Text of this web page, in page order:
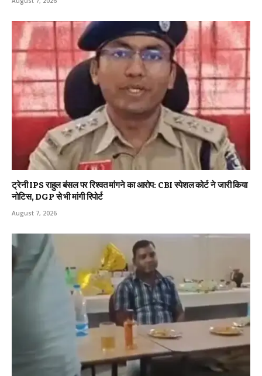
ट्रेनी IPS राहुल बंसल पर रिश्वत मांगने का आरोप: CBI स्पेशल कोर्ट ने जारी किया
नोटिस, DGP से भी मांगी रिपोर्ट
August 7, 2026